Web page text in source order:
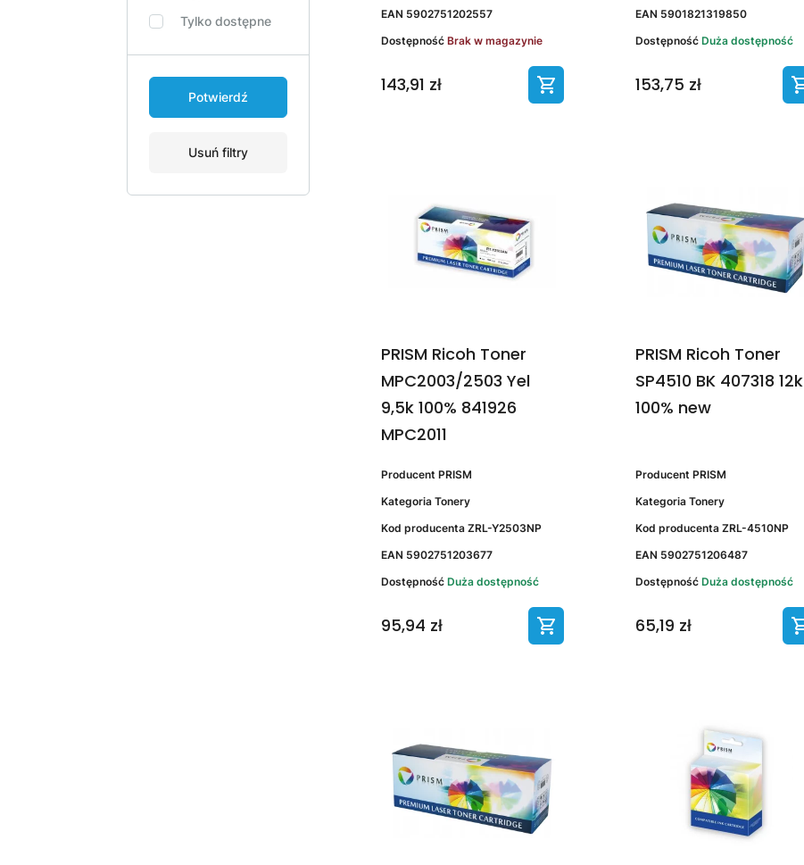
Tylko dostępne
Potwierdź
Usuń filtry
EAN 5902751202557
Dostępność Brak w magazynie
143,91 zł
EAN 5901821319850
Dostępność Duża dostępność
153,75 zł
PRISM Ricoh Toner
MPC2003/2503 Yel
9,5k 100% 841926
MPC2011
Producent PRISM
Kategoria Tonery
Kod producenta ZRL-Y2503NP
EAN 5902751203677
Dostępność Duża dostępność
95,94 zł
PRISM Ricoh Toner
SP4510 BK 407318 12k
100% new
Producent PRISM
Kategoria Tonery
Kod producenta ZRL-4510NP
EAN 5902751206487
Dostępność Duża dostępność
65,19 zł